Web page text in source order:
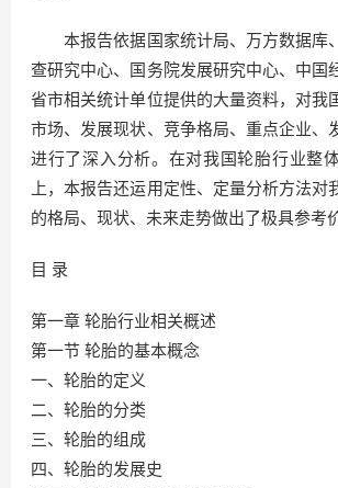
本报告依据国家统计局、万方数据库
查研究中心、国务院发展研究中心、中国
省市相关统计单位提供的大量资料，对我
市场、发展现状、竞争格局、重点企业、
进行了深入分析。在对我国轮胎行业整
上，本报告还运用定性、定量分析方法对
的格局、现状、未来走势做出了极具参考
目 录
第一章 轮胎行业相关概述
第一节 轮胎的基本概念
一、轮胎的定义
二、轮胎的分类
三、轮胎的组成
四、轮胎的发展史